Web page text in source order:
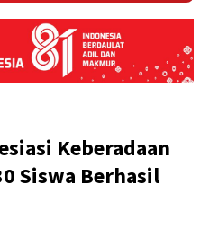
Keberadaan
Siswa Berhasil